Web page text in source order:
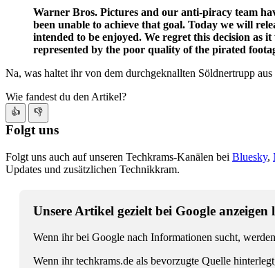
Warner Bros. Pictures and our anti-piracy team
been unable to achieve that goal. Today we will
intended to be enjoyed. We regret this decision as
represented by the poor quality of the pirated
Na, was haltet ihr von dem durchgeknallten Söldnertrupp aus
Wie fandest du den Artikel?
👍 👎
Folgt uns
Folgt uns auch auf unseren Techkrams-Kanälen bei Bluesky,
Updates und zusätzlichen Technikkram.
Unsere Artikel gezielt bei Google anzeigen
Wenn ihr bei Google nach Informationen sucht,
Wenn ihr techkrams.de als bevorzugte Quelle